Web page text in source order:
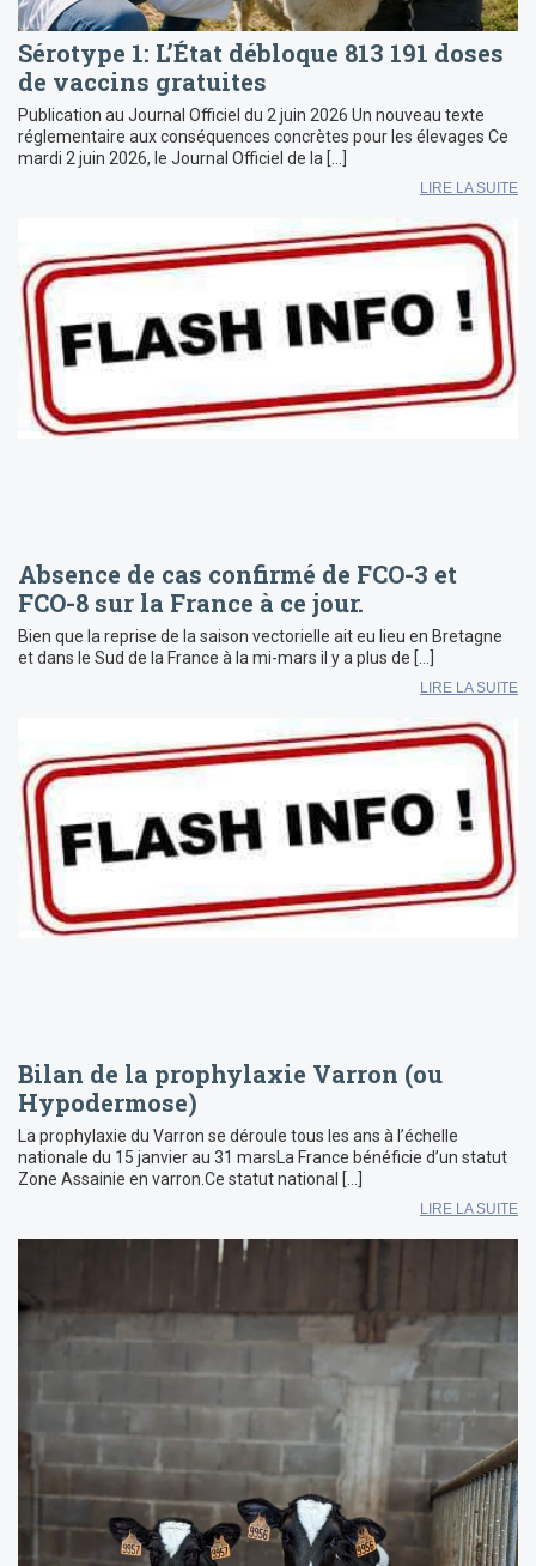
Sérotype 1: L’État débloque 813 191 doses
de vaccins gratuites
Publication au Journal Officiel du 2 juin 2026 Un nouveau texte
réglementaire aux conséquences concrètes pour les élevages Ce
mardi 2 juin 2026, le Journal Officiel de la […]
LIRE LA SUITE
Absence de cas confirmé de FCO-3 et
FCO-8 sur la France à ce jour.
Bien que la reprise de la saison vectorielle ait eu lieu en Bretagne
et dans le Sud de la France à la mi-mars il y a plus de […]
LIRE LA SUITE
Bilan de la prophylaxie Varron (ou
Hypodermose)
La prophylaxie du Varron se déroule tous les ans à l’échelle
nationale du 15 janvier au 31 marsLa France bénéficie d’un statut
Zone Assainie en varron.Ce statut national […]
LIRE LA SUITE